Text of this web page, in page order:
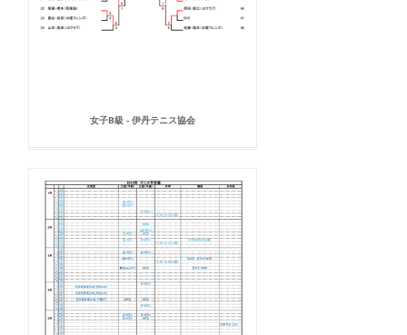
女子B級 - 伊丹テニス協会